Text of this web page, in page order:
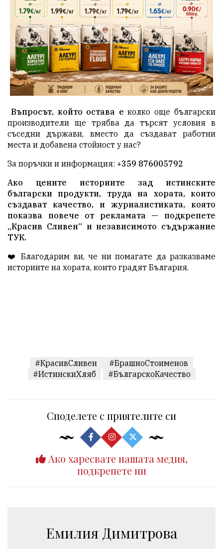
Въпросът, който остава е колко още български
производители ще трябва да търсят условия в
съседни държави, вместо да създават работни
места и добавена стойност у нас?
За поръчки и информация: +359 876005792
Ако цените историите зад истинските
български продукти, труда на хората, които
създават качество, и журналистиката, която
показва повече от рекламата — подкрепете
„Красив Сливен“ и независимото съдържание
ТУК.
❤️ Благодарим ви, че ни помагате да разказваме
историите на хората, които градят България.
#КрасивСливен
#БрашноСтоименов
#ИстинскиХляб
#БългарскоКачество
Споделете с приятелите си
Ако харесвате нашата медия,
подкрепете ни
Емилия Димитрова